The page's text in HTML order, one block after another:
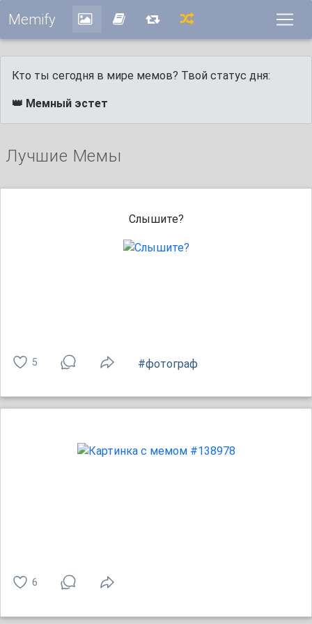
Memify
Кто ты сегодня в мире мемов? Твой статус дня:
👑 Мемный эстет
Лучшие Мемы
Слышите?
5 #фотограф
6